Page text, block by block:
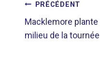
DE
PRÉCÉDENT
Macklemore
milieu de la